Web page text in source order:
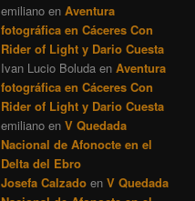
emiliano en Aventura
fotográfica en Cáceres Con
Rider of Light y Dario Cuesta
Ivan Lucio Boluda en Aventura
fotográfica en Cáceres Con
Rider of Light y Dario Cuesta
emiliano en V Quedada
Nacional de Afonocte en el
Delta del Ebro
Josefa Calzado en V Quedada